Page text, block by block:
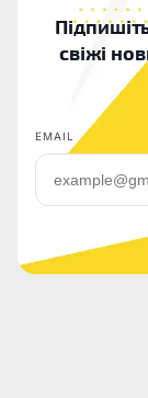
свіжі
EMAIL